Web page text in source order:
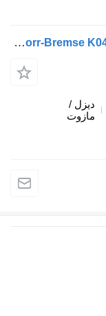
صمام التحكم في الفرامل Knorr-Bremse K044696 K000087 لـ الشاحنات Scania P,G,R,T-series (2004-2017)
/